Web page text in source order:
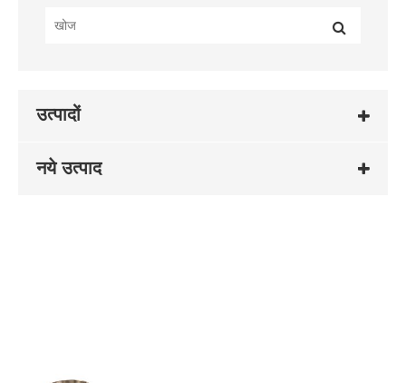
उत्पादों
नये उत्पाद